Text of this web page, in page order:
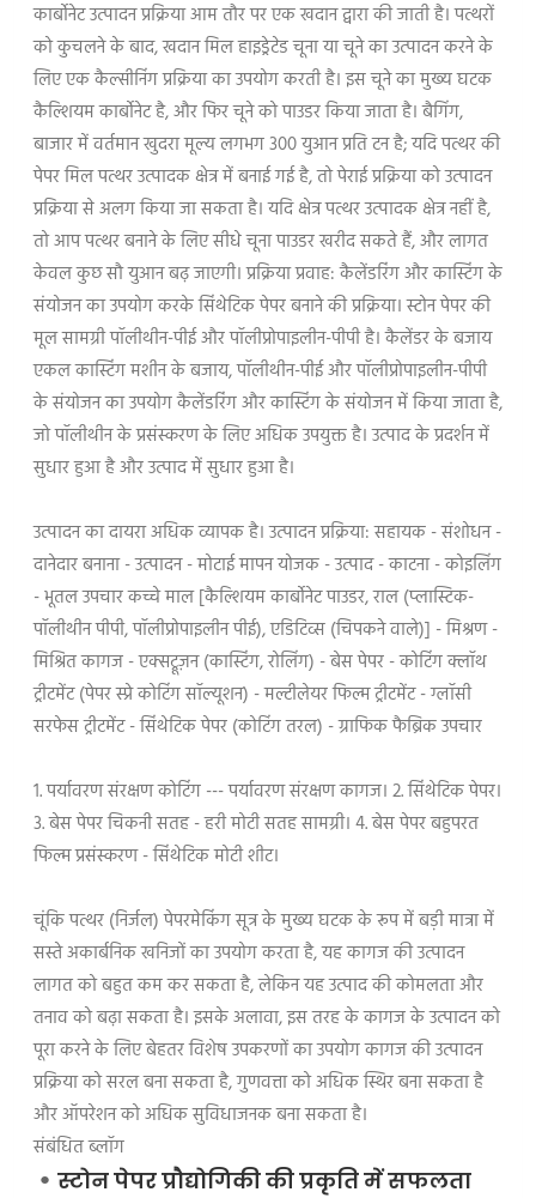
कार्बोनेट उत्पादन प्रक्रिया आम तौर पर एक खदान द्वारा की जाती है। पत्थरों
को कुचलने के बाद, खदान मिल हाइड्रेटेड चूना या चूने का उत्पादन करने के
लिए एक कैल्सीनिंग प्रक्रिया का उपयोग करती है। इस चूने का मुख्य घटक
कैल्शियम कार्बोनेट है, और फिर चूने को पाउडर किया जाता है। बैगिंग,
बाजार में वर्तमान खुदरा मूल्य लगभग 300 युआन प्रति टन है; यदि पत्थर की
पेपर मिल पत्थर उत्पादक क्षेत्र में बनाई गई है, तो पेराई प्रक्रिया को उत्पादन
प्रक्रिया से अलग किया जा सकता है। यदि क्षेत्र पत्थर उत्पादक क्षेत्र नहीं है,
तो आप पत्थर बनाने के लिए सीधे चूना पाउडर खरीद सकते हैं, और लागत
केवल कुछ सौ युआन बढ़ जाएगी। प्रक्रिया प्रवाह: कैलेंडरिंग और कास्टिंग के
संयोजन का उपयोग करके सिंथेटिक पेपर बनाने की प्रक्रिया। स्टोन पेपर की
मूल सामग्री पॉलीथीन-पीई और पॉलीप्रोपाइलीन-पीपी है। कैलेंडर के बजाय
एकल कास्टिंग मशीन के बजाय, पॉलीथीन-पीई और पॉलीप्रोपाइलीन-पीपी
के संयोजन का उपयोग कैलेंडरिंग और कास्टिंग के संयोजन में किया जाता है,
जो पॉलीथीन के प्रसंस्करण के लिए अधिक उपयुक्त है। उत्पाद के प्रदर्शन में
सुधार हुआ है और उत्पाद में सुधार हुआ है।
उत्पादन का दायरा अधिक व्यापक है। उत्पादन प्रक्रिया: सहायक - संशोधन -
दानेदार बनाना - उत्पादन - मोटाई मापन योजक - उत्पाद - काटना - कोइलिंग
- भूतल उपचार कच्चे माल [कैल्शियम कार्बोनेट पाउडर, राल (प्लास्टिक-
पॉलीथीन पीपी, पॉलीप्रोपाइलीन पीई), एडिटिव्स (चिपकने वाले)] - मिश्रण -
मिश्रित कागज - एक्सट्रूज़न (कास्टिंग, रोलिंग) - बेस पेपर - कोटिंग क्लॉथ
ट्रीटमेंट (पेपर स्प्रे कोटिंग सॉल्यूशन) - मल्टीलेयर फिल्म ट्रीटमेंट - ग्लॉसी
सरफेस ट्रीटमेंट - सिंथेटिक पेपर (कोटिंग तरल) - ग्राफिक फैब्रिक उपचार
1. पर्यावरण संरक्षण कोटिंग --- पर्यावरण संरक्षण कागज। 2. सिंथेटिक पेपर।
3. बेस पेपर चिकनी सतह - हरी मोटी सतह सामग्री। 4. बेस पेपर बहुपरत
फिल्म प्रसंस्करण - सिंथेटिक मोटी शीट।
चूंकि पत्थर (निर्जल) पेपरमेकिंग सूत्र के मुख्य घटक के रूप में बड़ी मात्रा में
सस्ते अकार्बनिक खनिजों का उपयोग करता है, यह कागज की उत्पादन
लागत को बहुत कम कर सकता है, लेकिन यह उत्पाद की कोमलता और
तनाव को बढ़ा सकता है। इसके अलावा, इस तरह के कागज के उत्पादन को
पूरा करने के लिए बेहतर विशेष उपकरणों का उपयोग कागज की उत्पादन
प्रक्रिया को सरल बना सकता है, गुणवत्ता को अधिक स्थिर बना सकता है
और ऑपरेशन को अधिक सुविधाजनक बना सकता है।
संबंधित ब्लॉग
स्टोन पेपर प्रौद्योगिकी की प्रकृति में सफलता